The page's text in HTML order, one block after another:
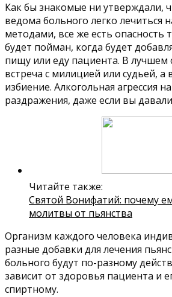
Как бы знакомые ни утверждали,
ведома больного легко лечиться
методами, все же есть опасность
будет пойман, когда будет
пищу или еду пациента. В лучшем
встреча с милицией или судьей, а
избиение. Алкогольная агрессия
раздражения, даже если вы
Читайте также:
Святой Вонифатий: почему
молитвы от пьянства
Организм каждого человека
разные добавки для лечения
больного будут по-разному
зависит от здоровья пациента и
спиртному.